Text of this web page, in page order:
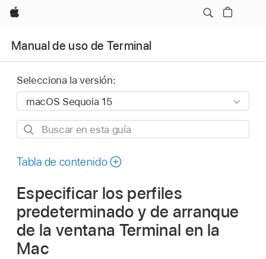
Apple
Manual de uso de Terminal
Selecciona la versión:
Buscar
esta
Tabla de contenido
Especificar los perfiles
predeterminado y de arranque
de la ventana Terminal en la
Mac